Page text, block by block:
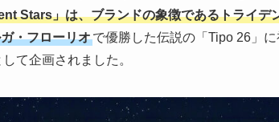
Stars」は、ブランドの象徴であるトライデ
・フローリオで優勝した伝説の「Tipo 26」
て企画されました。